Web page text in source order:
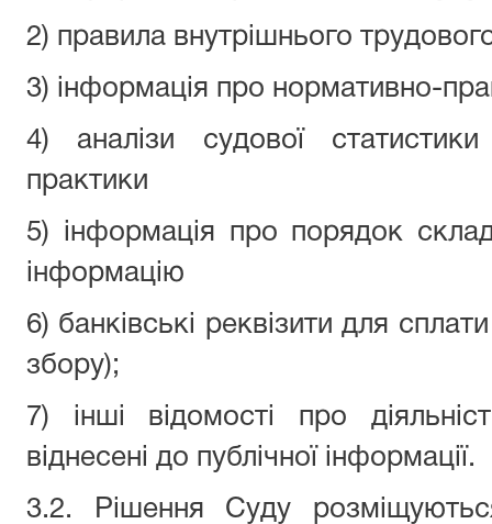
2) правила внутрішнього
3) інформація про нормативно-
4) аналізи судової
практики
5) інформація про порядок
інформацію
6) банківські реквізити для
збору);
7) інші відомості про
віднесені до публічної інформації.
3.2. Рішення Суду